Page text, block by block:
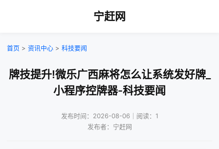
宁赶网
首页 > 资讯中心 > 科技要闻
牌技提升!微乐广西麻将怎么让系统发好牌_
小程序控牌器-科技要闻
发布时间：2026-08-06｜阅读：1
发布者：宁赶网